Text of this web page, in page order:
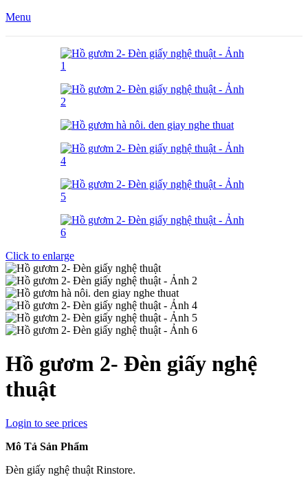
Menu
Click to enlarge
Hồ gươm 2- Đèn giấy nghệ
thuật
Login to see prices
Mô Tả Sản Phẩm
Đèn giấy nghệ thuật Rinstore.